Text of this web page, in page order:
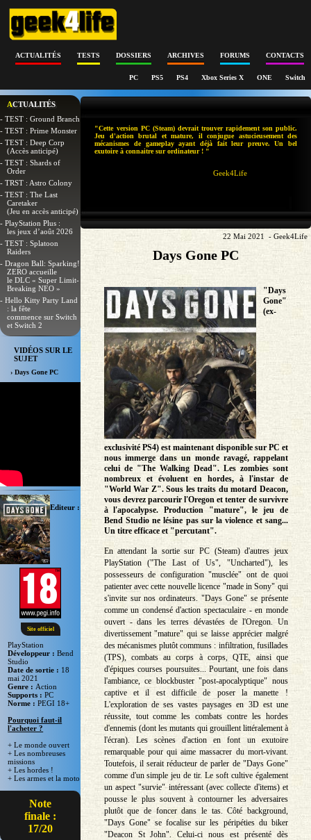
ACTUALITÉS TESTS DOSSIERS ARCHIVES FORUMS CONTACTS
PC PS5 PS4 Xbox Series X ONE Switch
ACTUALITÉS
- TEST : Ground Branch
- TEST : Prime Monster
- TEST : Deep Corp
(Accès anticipé)
- TEST : Shards of
Order
- TRST : Astro Colony
- TEST : The Last
Caretaker
(Jeu en accès anticipé)
- PlayStation Plus :
les jeux d’août 2026
- TEST : Splatoon
Raiders
- Dragon Ball: Sparking!
ZERO accueille
le DLC « Super Limit-
Breaking NEO »
- Hello Kitty Party Land
: la fête
commence sur Switch
et Switch 2
VIDÉOS SUR LE
SUJET
› Days Gone PC
Site officiel
Editeur :
PlayStation
Développeur :Bend
Studio
Date de sortie : 18
mai 2021
Genre : Action
Supports :PC
Norme :PEGI 18+
Pourquoi faut-il
l'acheter ?
+ Le monde ouvert
+ Les nombreuses
missions
+ Les hordes !
+ Les armes et la moto
Note
finale :
17/20
"Cette version PC (Steam) devrait trouver rapidement son public.
Jeu d'action brutal et mature, il conjugue astucieusement des
mécanismes de gameplay ayant déjà fait leur preuve. Un bel
exutoire à connaitre sur ordinateur ! "
Geek4Life
22 Mai 2021 - Geek4Life
Days Gone PC
"Days
Gone"
(ex-
exclusivité PS4) est maintenant disponible sur PC et
nous immerge dans un monde ravagé, rappelant
celui de "The Walking Dead". Les zombies sont
nombreux et évoluent en hordes, à l'instar de
"World War Z". Sous les traits du motard Deacon,
vous devrez parcourir l'Oregon et tenter de survivre
à l'apocalypse. Production "mature", le jeu de
Bend Studio ne lésine pas sur la violence et sang...
Un titre efficace et "percutant".
En attendant la sortie sur PC (Steam) d'autres jeux
PlayStation ("The Last of Us", "Uncharted"), les
possesseurs de configuration "musclée" ont de quoi
patienter avec cette nouvelle licence "made in Sony" qui
s'invite sur nos ordinateurs. "Days Gone" se présente
comme un condensé d'action spectaculaire - en monde
ouvert - dans les terres dévastées de l'Oregon. Un
divertissement "mature" qui se laisse apprécier malgré
des mécanismes plutôt communs : infiltration, fusillades
(TPS), combats au corps à corps, QTE, ainsi que
d'épiques courses poursuites... Pourtant, une fois dans
l'ambiance, ce blockbuster "post-apocalyptique" nous
captive et il est difficile de poser la manette !
L'exploration de ses vastes paysages en 3D est une
réussite, tout comme les combats contre les hordes
d'ennemis (dont les mutants qui grouillent littéralement à
l'écran). Les scènes d'action en font un exutoire
remarquable pour qui aime massacrer du mort-vivant.
Toutefois, il serait réducteur de parler de "Days Gone"
comme d'un simple jeu de tir. Le soft cultive également
un aspect "survie" intéressant (avec collecte d'items) et
pousse le plus souvent à contourner les adversaires
plutôt que de foncer dans le tas. Côté background,
"Days Gone" se focalise sur les péripéties du biker
"Deacon St John". Celui-ci nous est présenté dès